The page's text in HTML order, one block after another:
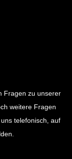
Fragen zu unserer
weitere Fragen
telefonisch, auf